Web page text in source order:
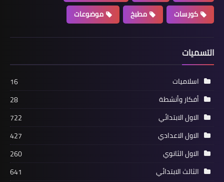
كورسات
مطبخ موضوعات
التسميات
اسلاميات
16
أفكار وأنشطة
28
الاول الابتدائي
722
الاول الاعدادي
427
الاول الثانوي
260
الثالث الابتدائي
641